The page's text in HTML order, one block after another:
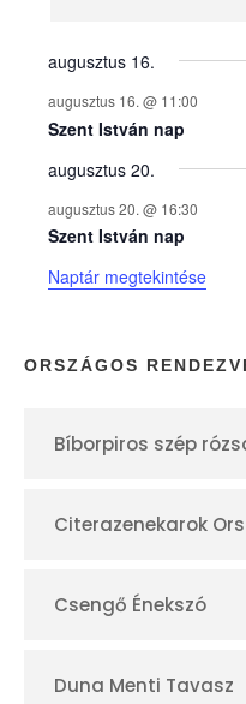
n
y
e
k
n
a
p
r
augusztus 16.
augusztus 16. @ 11:00
Szent István nap
augusztus 20.
augusztus 20. @ 16:30
Szent István nap
Naptár megtekintése
ORSZÁGOS
Bíborpiros szép
Citerazenekarok
Csengő Énekszó
Duna Menti Tavasz